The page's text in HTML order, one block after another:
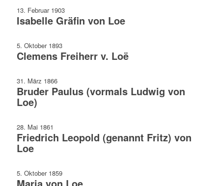
13. Februar 1903
Isabelle Gräfin von Loe
5. Oktober 1893
Clemens Freiherr v. Loë
31. März 1866
Bruder Paulus (vormals Ludwig von
Loe)
28. Mai 1861
Friedrich Leopold (genannt Fritz) von
Loe
5. Oktober 1859